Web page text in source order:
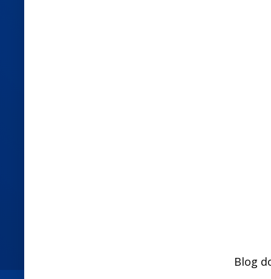
Blog